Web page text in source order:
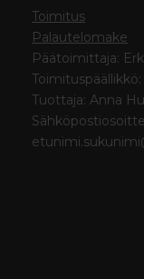
Toimitus
Palautelomake
Päätoimittaja:
Tuottaja: Anna